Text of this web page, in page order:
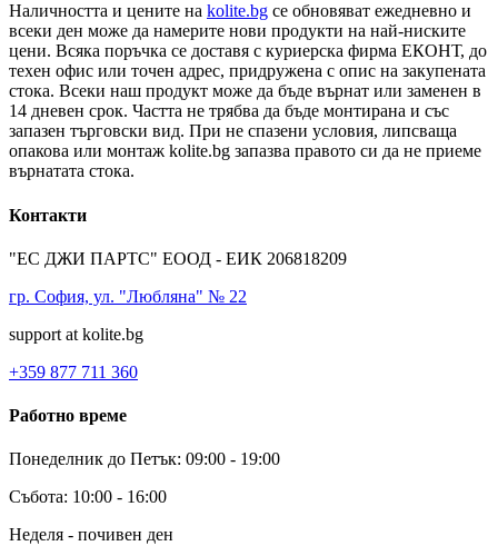
Наличността и цените на kolite.bg се обновяват ежедневно и
всеки ден може да намерите нови продукти на най-ниските
цени. Всяка поръчка се доставя с куриерска фирма ЕКОНТ, до
техен офис или точен адрес, придружена с опис на закупената
стока. Всеки наш продукт може да бъде върнат или заменен в
14 дневен срок. Частта не трябва да бъде монтирана и със
запазен търговски вид. При не спазени условия, липсваща
опакова или монтаж kolite.bg запазва правото си да не приеме
върнатата стока.
Контакти
"ЕС ДЖИ ПАРТС" ЕООД - ЕИК 206818209
гр. София, ул. "Любляна" № 22
support at kolite.bg
+359 877 711 360
Работно време
Понеделник до Петък: 09:00 - 19:00
Събота: 10:00 - 16:00
Неделя - почивен ден